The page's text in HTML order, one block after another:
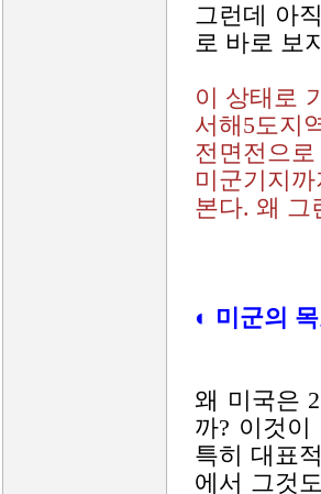
그런데 아
로 바로 보
이 상태로
서해5도지
전면전으
미군기지
본다. 왜 그
◐ 미군의
왜 미국은
까? 이것
특히 대표
에서 그것